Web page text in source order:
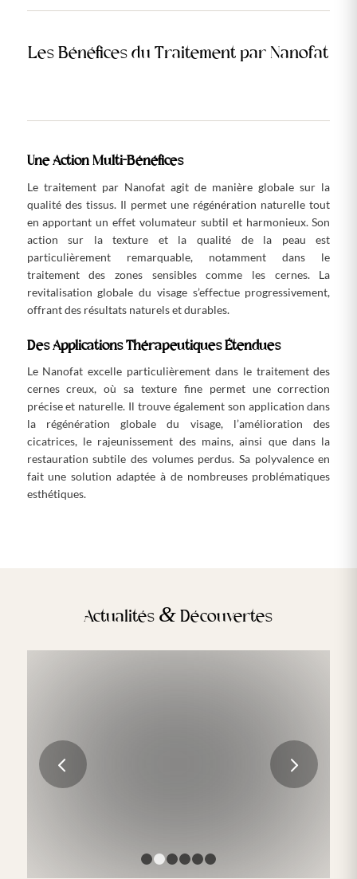
Les Bénéfices du Traitement par Nanofat
Une Action Multi-Bénéfices
Le traitement par Nanofat agit de manière globale sur la
qualité des tissus. Il permet une régénération naturelle tout
en apportant un effet volumateur subtil et harmonieux. Son
action sur la texture et la qualité de la peau est
particulièrement remarquable, notamment dans le
traitement des zones sensibles comme les cernes. La
revitalisation globale du visage s’effectue progressivement,
offrant des résultats naturels et durables.
Des Applications Thérapeutiques Étendues
Le Nanofat excelle particulièrement dans le traitement des
cernes creux, où sa texture fine permet une correction
précise et naturelle. Il trouve également son application dans
la régénération globale du visage, l’amélioration des
cicatrices, le rajeunissement des mains, ainsi que dans la
restauration subtile des volumes perdus. Sa polyvalence en
fait une solution adaptée à de nombreuses problématiques
esthétiques.
Actualités & Découvertes